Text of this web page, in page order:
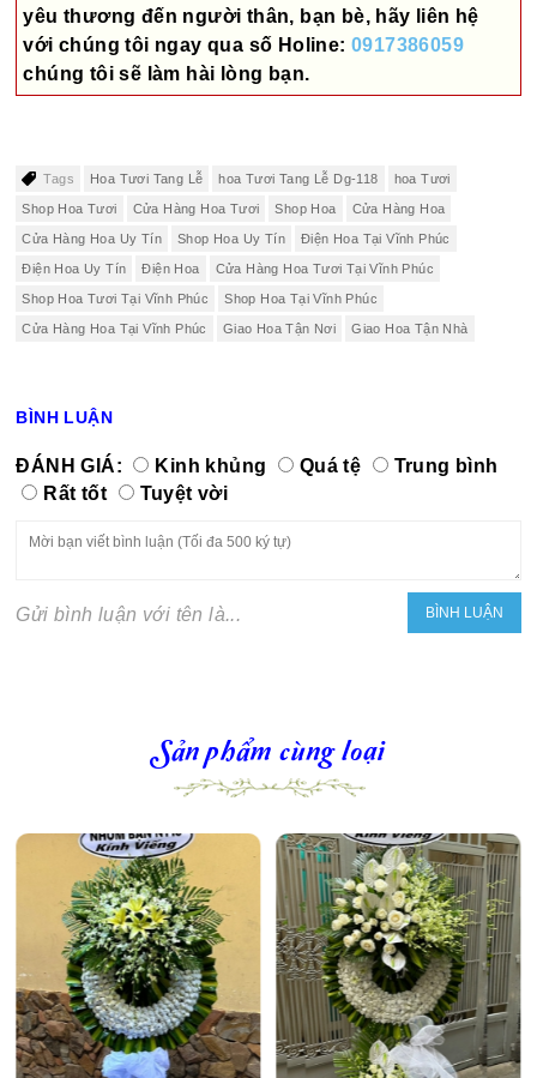
yêu thương đến người thân, bạn bè, hãy liên hệ
với chúng tôi ngay qua số Holine:0917386059
chúng tôi sẽ làm hài lòng bạn.
Tags Hoa Tươi Tang Lễ hoa Tươi Tang Lễ Dg-118 hoa Tươi
Shop Hoa Tươi Cửa Hàng Hoa Tươi Shop Hoa Cửa Hàng Hoa
Cửa Hàng Hoa Uy Tín Shop Hoa Uy Tín Điện Hoa Tại Vĩnh Phúc
Điện Hoa Uy Tín Điện Hoa Cửa Hàng Hoa Tươi Tại Vĩnh Phúc
Shop Hoa Tươi Tại Vĩnh Phúc Shop Hoa Tại Vĩnh Phúc
Cửa Hàng Hoa Tại Vĩnh Phúc Giao Hoa Tận Nơi Giao Hoa Tận Nhà
BÌNH LUẬN
ĐÁNH GIÁ: Kinh khủng Quá tệ
Trung bình
Rất tốt
Tuyệt vời
Gửi bình luận với tên là...
Sản phẩm cùng loại